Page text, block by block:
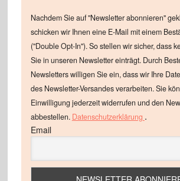
Nachdem Sie auf "Newsletter abonnieren"
schicken wir Ihnen eine E-Mail mit einem
("Double Opt-In"). So stellen wir sicher, dass
Sie in unseren Newsletter einträgt. Durch
Newsletters willigen Sie ein, dass wir Ihre
des Newsletter-Versandes verarbeiten. Sie
Einwilligung jederzeit widerrufen und den
abbestellen. Datenschutzerklärung .
Email